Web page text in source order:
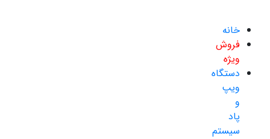
خانه
فروش
ویژه
دستگاه
ویپ
و
پاد
سیستم